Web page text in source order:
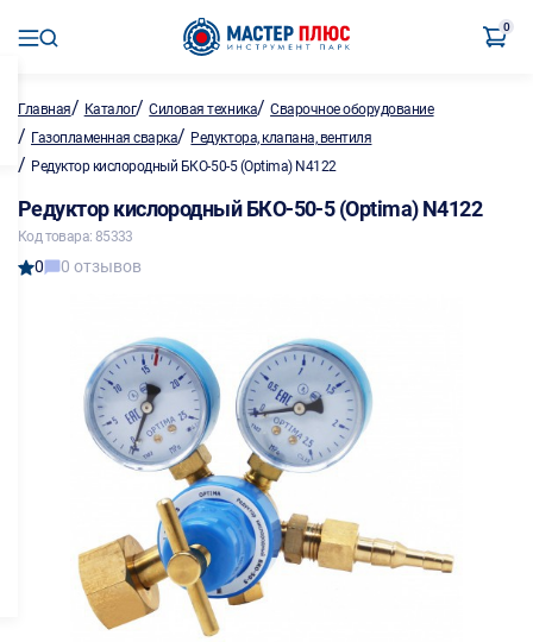
0
Главная/ Каталог/Силовая техника/Сварочное оборудование
/ Газопламенная сварка/ Редуктора, клапана, вентиля
/ Редуктор кислородный БКО-50-5 (Optima) N4122
Редуктор кислородный БКО-50-5 (Optima) N4122
Код товара: 85333
0 0 отзывов